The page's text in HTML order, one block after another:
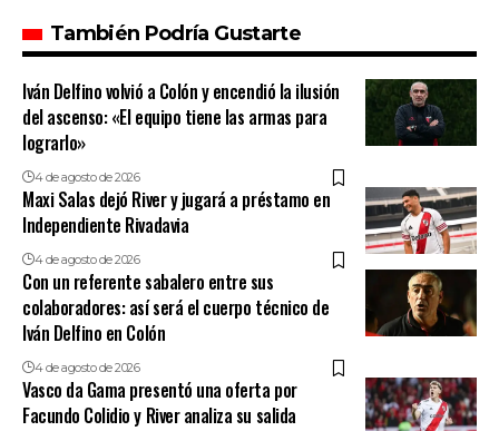
También Podría Gustarte
Iván Delfino volvió a Colón y encendió la ilusión
del ascenso: «El equipo tiene las armas para
lograrlo»
4 de agosto de 2026
Maxi Salas dejó River y jugará a préstamo en
Independiente Rivadavia
4 de agosto de 2026
Con un referente sabalero entre sus
colaboradores: así será el cuerpo técnico de
Iván Delfino en Colón
4 de agosto de 2026
Vasco da Gama presentó una oferta por
Facundo Colidio y River analiza su salida